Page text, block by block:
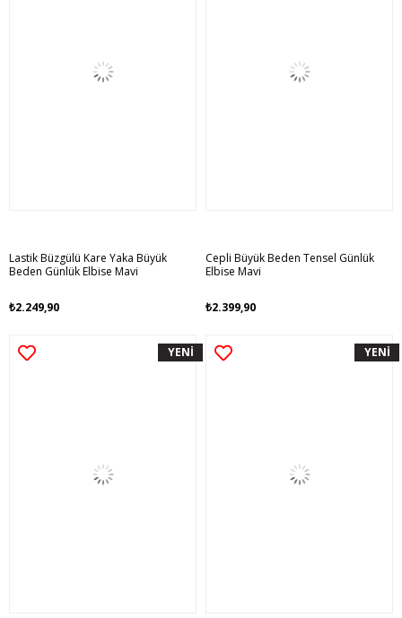
Lastik Büzgülü Kare Yaka Büyük
Beden Günlük Elbise Mavi
₺2.249,90
Cepli Büyük Beden Tensel Günlük
Elbise Mavi
₺2.399,90
YENİ YENİ